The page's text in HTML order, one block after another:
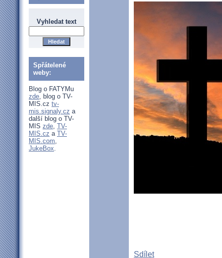
Vyhledat text
Spřátelené
weby:
Blog o FATYMu
zde, blog o TV-
MIS.cz tv-
mis.signaly.cz a
další blog o TV-
MIS zde, TV-
MIS.cz a TV-
MIS.com,
JukeBox.
Sdílet